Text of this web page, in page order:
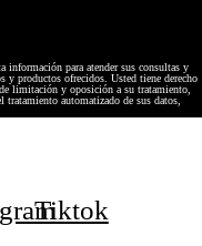
para atender sus consultas y
y productos ofrecidos. Usted tiene derecho
limitación y oposición a su tratamiento,
tratamiento automatizado de sus datos,
Tiktok